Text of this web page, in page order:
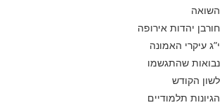
השואה
חורבן יהדות אירופה
י”ג עיקרי האמונה
נבואות שהתגשמו
לשון הקודש
הגיונות תלמודיים